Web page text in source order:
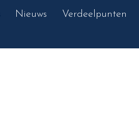
Nieuws Verdeelpunten